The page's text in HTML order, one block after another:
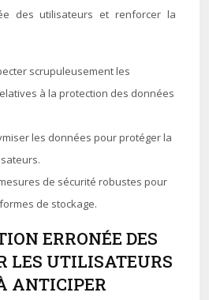
des utilisateurs et renforcer la
scrupuleusement les
à la protection des données
les données pour protéger la
de sécurité robustes pour
de stockage.
ERRONÉE DES
LES UTILISATEURS
ANTICIPER